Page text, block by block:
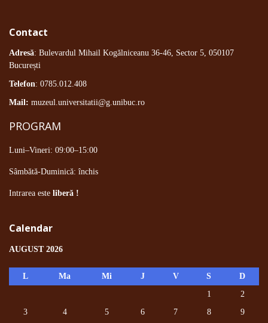
Contact
Adresă: Bulevardul Mihail Kogălniceanu 36-46, Sector 5, 050107
București
Telefon: 0785.012.408
Mail: muzeul.universitatii@g.unibuc.ro
PROGRAM
Luni–Vineri: 09:00–15:00
Sâmbătă-Duminică: închis
Intrarea este liberă !
Calendar
AUGUST 2026
L Ma Mi J V S
D
1
2
3
4 5 6 7 8 9